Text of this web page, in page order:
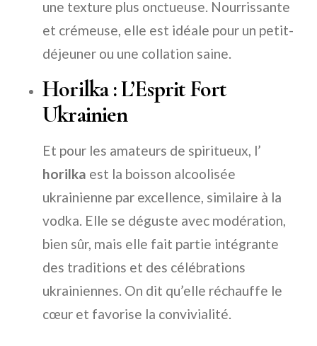
une texture plus onctueuse. Nourrissante
et crémeuse, elle est idéale pour un petit-
déjeuner ou une collation saine.
Horilka : L’Esprit Fort
Ukrainien
Et pour les amateurs de spiritueux, l’
horilka est la boisson alcoolisée
ukrainienne par excellence, similaire à la
vodka. Elle se déguste avec modération,
bien sûr, mais elle fait partie intégrante
des traditions et des célébrations
ukrainiennes. On dit qu’elle réchauffe le
cœur et favorise la convivialité.